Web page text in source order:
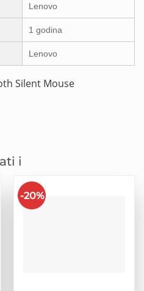
Lenovo
1 godina
Lenovo
Silent Mouse
i
-20%